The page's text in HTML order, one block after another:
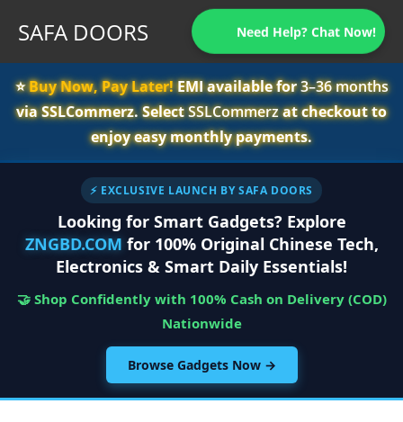
SAFA DOORS Need Help? Chat Now!
⭐️Buy Now, Pay Later!EMI available for3–36 months
via SSLCommerz. SelectSSLCommerzat checkout to
enjoy easy monthly payments.
⚡ EXCLUSIVE LAUNCH BY SAFA DOORS
Looking for Smart Gadgets? Explore
ZNGBD.COM for 100% Original Chinese Tech,
Electronics & Smart Daily Essentials!
🤝 Shop Confidently with 100% Cash on Delivery (COD)
Nationwide
Browse Gadgets Now →